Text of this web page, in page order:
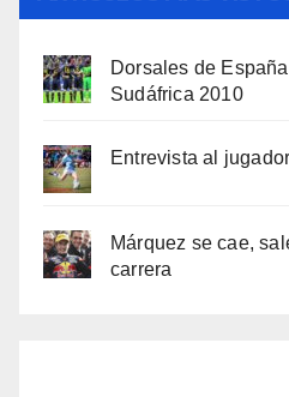
Dorsales de
Sudáfrica 2010
Entrevista al
Márquez se cae,
carrera